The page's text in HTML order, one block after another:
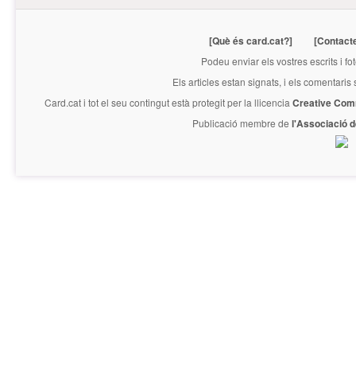
[Què és card.cat?]
Podeu enviar els vostres escrits i
Els articles estan signats, i els
Card.cati tot el seu contingut està protegit per la llicencia Creative
Publicació membre de l'Associació